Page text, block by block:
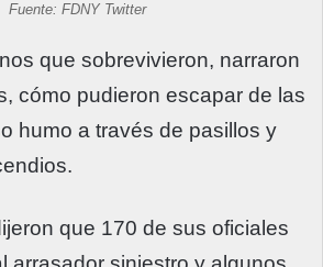
Fuente: FDNY Twitter
que sobrevivieron, narraron
cómo pudieron escapar de las
humo a través de pasillos y
que 170 de sus oficiales